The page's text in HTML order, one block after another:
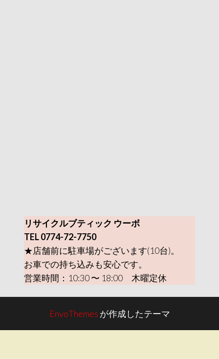
リサイクルブティック ウーボ
TEL 0774-72-7750
★店舗前に駐車場がございます(10台)。
お車での持ち込みも安心です。
営業時間：10:30 〜 18:00 木曜定休
EnvoThemes が作成したテーマ